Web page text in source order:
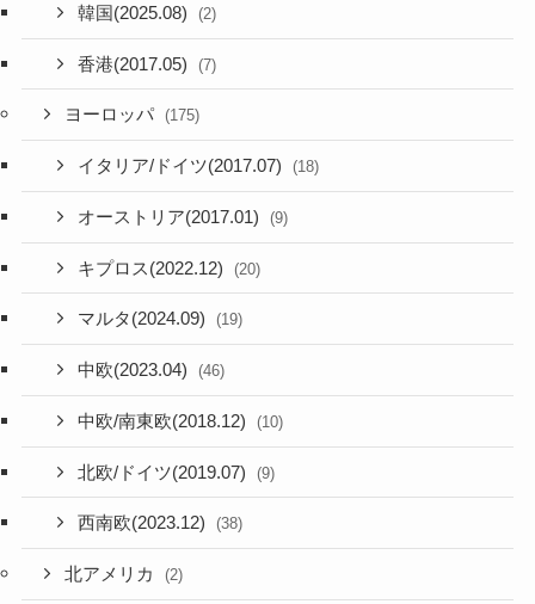
韓国(2025.08) (2)
香港(2017.05) (7)
ヨーロッパ (175)
イタリア/ドイツ(2017.07) (18)
オーストリア(2017.01) (9)
キプロス(2022.12) (20)
マルタ(2024.09) (19)
中欧(2023.04) (46)
中欧/南東欧(2018.12) (10)
北欧/ドイツ(2019.07) (9)
西南欧(2023.12) (38)
北アメリカ (2)